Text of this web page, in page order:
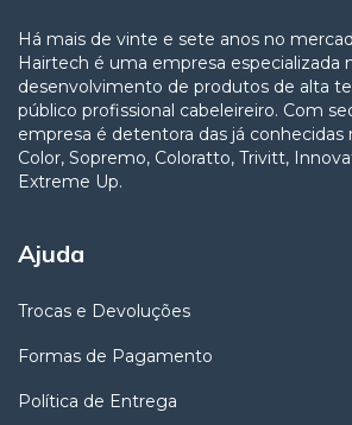
Há mais de vinte e sete anos no
Hairtech é uma empresa especializada
desenvolvimento de produtos de alta
público profissional cabeleireiro. Com
empresa é detentora das já conhecidas
Color, Sopremo, Coloratto, Trivitt,
Extreme Up.
Ajuda
Trocas e Devoluções
Formas de Pagamento
Política de Entrega